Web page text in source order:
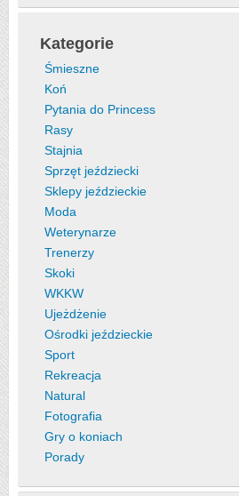
Kategorie
Śmieszne
Koń
Pytania do Princess
Rasy
Stajnia
Sprzęt jeździecki
Sklepy jeździeckie
Moda
Weterynarze
Trenerzy
Skoki
WKKW
Ujeżdżenie
Ośrodki jeździeckie
Sport
Rekreacja
Natural
Fotografia
Gry o koniach
Porady